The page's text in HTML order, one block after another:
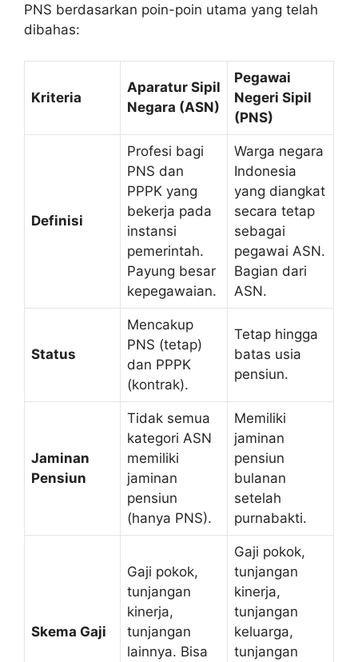
PNS berdasarkan poin-poin utama yang telah
dibahas:
Kriteria
Aparatur Sipil
Negara (ASN)
Pegawai
Negeri Sipil
(PNS)
Definisi
Profesi bagi
PNS dan
PPPK yang
bekerja pada
instansi
pemerintah.
Payung besar
kepegawaian.
Warga negara
Indonesia
yang diangkat
secara tetap
sebagai
pegawai ASN.
Bagian dari
ASN.
Status
Mencakup
PNS (tetap)
dan PPPK
(kontrak).
Tetap hingga
batas usia
pensiun.
Jaminan
Pensiun
Tidak semua
kategori ASN
memiliki
jaminan
pensiun
(hanya PNS).
Memiliki
jaminan
pensiun
bulanan
setelah
purnabakti.
Skema Gaji
Gaji pokok,
tunjangan
kinerja,
tunjangan
lainnya. Bisa
Gaji pokok,
tunjangan
kinerja,
tunjangan
keluarga,
tunjangan